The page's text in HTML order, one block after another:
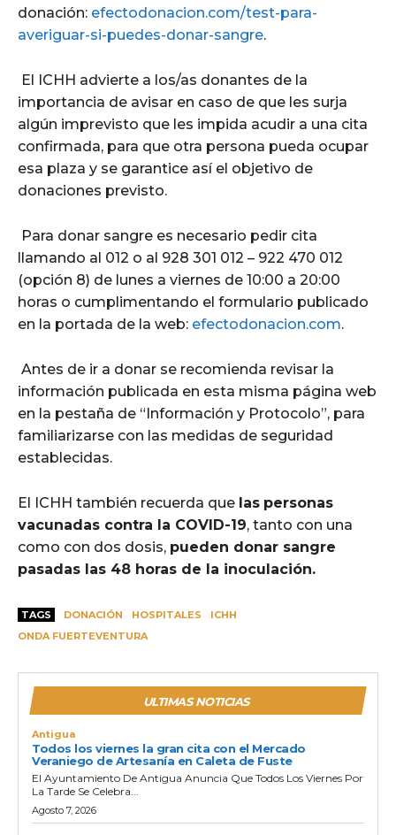
donación: efectodonacion.com/test-para-
averiguar-si-puedes-donar-sangre.
El ICHH advierte a los/as donantes de la
importancia de avisar en caso de que les surja
algún imprevisto que les impida acudir a una cita
confirmada, para que otra persona pueda ocupar
esa plaza y se garantice así el objetivo de
donaciones previsto.
Para donar sangre es necesario pedir cita
llamando al 012 o al 928 301 012 – 922 470 012
(opción 8) de lunes a viernes de 10:00 a 20:00
horas o cumplimentando el formulario publicado
en la portada de la web: efectodonacion.com.
Antes de ir a donar se recomienda revisar la
información publicada en esta misma página web
en la pestaña de “Información y Protocolo”, para
familiarizarse con las medidas de seguridad
establecidas.
El ICHH también recuerda que las personas
vacunadas contra la COVID-19, tanto con una
como con dos dosis, pueden donar sangre
pasadas las 48 horas de la inoculación.
TAGS DONACIÓN HOSPITALES
ICHH
ONDA FUERTEVENTURA
ULTIMAS NOTICIAS
Antigua
Todos los viernes la gran cita con el Mercado
Veraniego de Artesanía en Caleta de Fuste
El Ayuntamiento De Antigua Anuncia Que Todos Los Viernes Por
La Tarde Se Celebra...
Agosto 7, 2026